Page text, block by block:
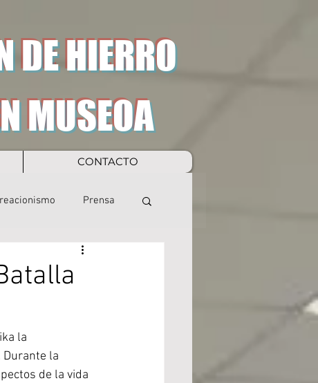
DE HIERRO
CONTACTO
MUSEOA
Prensa
la
Durante la
de la vida